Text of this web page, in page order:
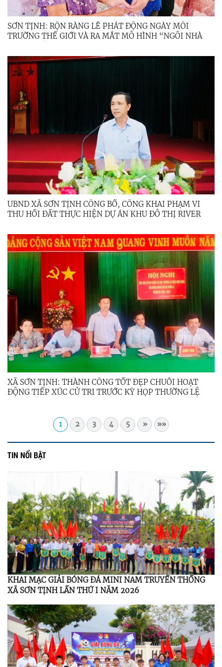
SƠN TỊNH: RỘN RÀNG LỄ PHÁT ĐỘNG NGÀY MÔI
TRƯỜNG THẾ GIỚI VÀ RA MẮT MÔ HÌNH “NGÔI NHÀ
UBND XÃ SƠN TỊNH CÔNG BỐ, CÔNG KHAI PHẠM VI
THU HỒI ĐẤT THỰC HIỆN DỰ ÁN KHU ĐÔ THỊ RIVER
XÃ SƠN TỊNH: THÀNH CÔNG TỐT ĐẸP CHUỖI HOẠT
ĐỘNG TIẾP XÚC CỬ TRI TRƯỚC KỲ HỌP THƯỜNG LỆ
1 2 3 4 5 » »»
TIN NỔI BẬT
KHAI MẠC GIẢI BÓNG ĐÁ MINI NAM TRUYỀN THỐNG
XÃ SƠN TỊNH LẦN THỨ I NĂM 2026